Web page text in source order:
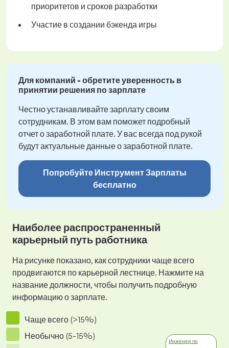
приоритетов и сроков разработки
Участие в создании бэкенда игры
Для компаний - обретите уверенность в
принятии решения по зарплате
Честно устанавливайте зарплату своим
сотрудникам. В этом вам поможет подробный
отчет о заработной плате. У вас всегда под рукой
будут актуальные данные о заработной плате.
Попробуйте Инструмент Зарплаты
бесплатно
Наиболее распространенный
карьерный путь работника
На рисунке показано, как сотрудники чаще всего
продвигаются по карьерной лестнице. Нажмите на
название должности, чтобы получить подробную
информацию о зарплате.
Чаще всего (>15%)
Необычно (5-15%)
Инженер по